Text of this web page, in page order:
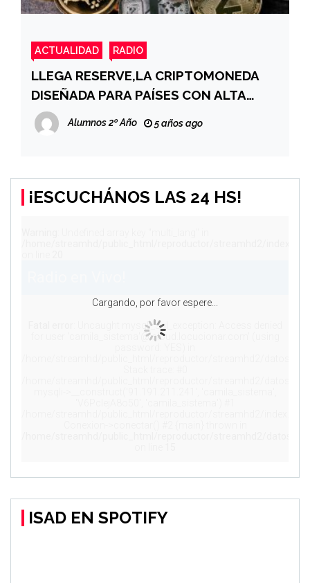
ACTUALIDAD RADIO
LLEGA RESERVE,LA CRIPTOMONEDA
DISEÑADA PARA PAÍSES CON ALTA
INFLACIÓN
Alumnos 2º Año 5 años ago
¡ESCUCHÁNOS LAS 24 HS!
ISAD EN SPOTIFY